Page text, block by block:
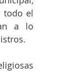
todo el
a lo